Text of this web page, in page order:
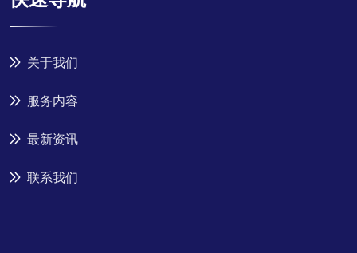
关于我们
服务内容
最新资讯
联系我们